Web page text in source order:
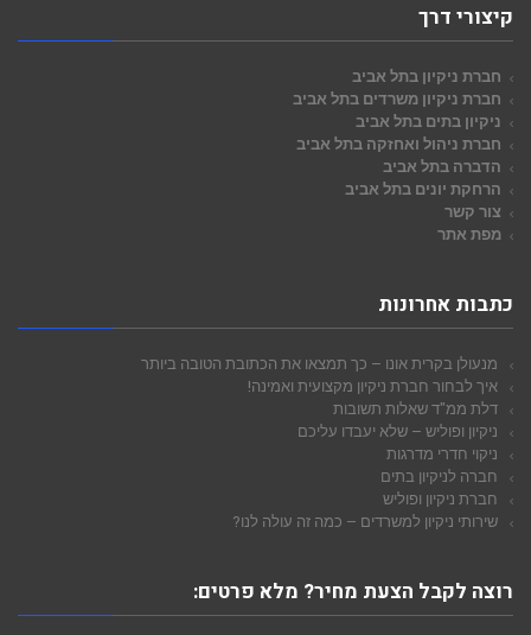
קיצורי דרך
חברת ניקיון בתל אביב
חברת ניקיון משרדים בתל אביב
ניקיון בתים בתל אביב
חברת ניהול ואחזקה בתל אביב
הדברה בתל אביב
הרחקת יונים בתל אביב
צור קשר
מפת אתר
כתבות אחרונות
מנעולן בקרית אונו – כך תמצאו את הכתובת הטובה ביותר
איך לבחור חברת ניקיון מקצועית ואמינה!
דלת ממ"ד שאלות תשובות
ניקיון ופוליש – שלא יעבדו עליכם
ניקוי חדרי מדרגות
חברה לניקיון בתים
חברת ניקיון ופוליש
שירותי ניקיון למשרדים – כמה זה עולה לנו?
רוצה לקבל הצעת מחיר? מלא פרטים: